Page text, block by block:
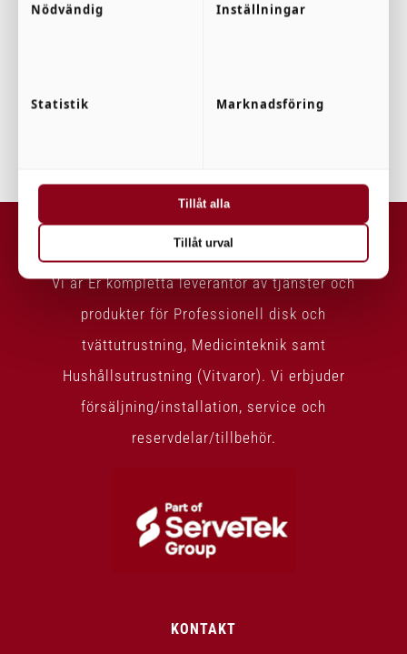
Ny Hemsida
LARSSONS ELTJÄNST
Vi är Er kompletta leverantör av tjänster och
produkter för Professionell disk och
tvättutrustning, Medicinteknik samt
Hushållsutrustning (Vitvaror). Vi erbjuder
försäljning/installation, service och
reservdelar/tillbehör.
KONTAKT
Nödvändig Inställningar
Statistik Marknadsföring
Tillåt urval
Tillåt alla